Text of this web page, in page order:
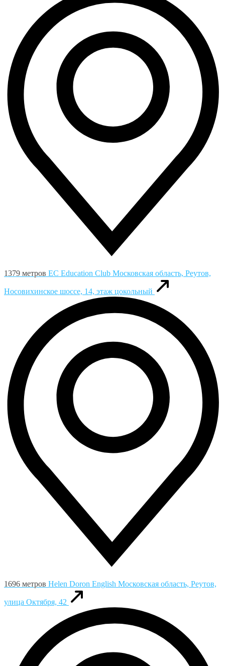
1379 метров ЕС Education Club Московская область, Реутов,
Носовихинское шоссе, 14, этаж цокольный
1696 метров Helen Doron English Московская область, Реутов,
улица Октября, 42